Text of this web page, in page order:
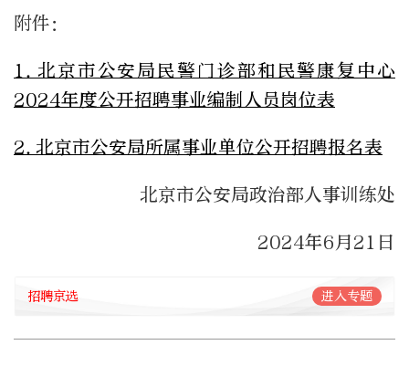
附件：
1.北京市公安局民警门诊部和民警康复中心
2024年度公开招聘事业编制人员岗位表
2.北京市公安局所属事业单位公开招聘报名表
北京市公安局政治部人事训练处
2024年6月21日
招聘京选 进入专题